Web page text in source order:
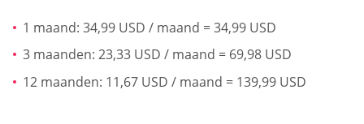
1 maand: 34,99 USD / maand = 34,99 USD
3 maanden: 23,33 USD / maand = 69,98 USD
12 maanden: 11,67 USD / maand = 139,99 USD